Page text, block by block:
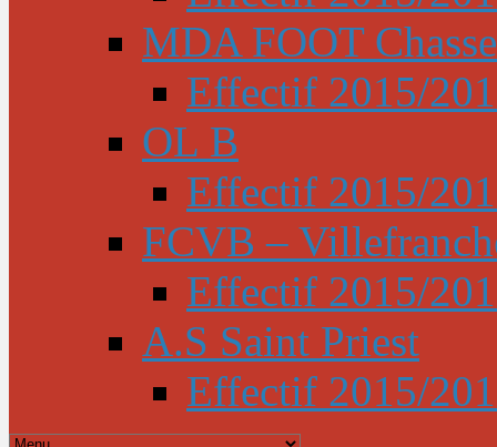
MDA FOOT
Effectif 2015/
OL B
Effectif 2015/
FCVB –
Effectif 2015/
A.S Saint Priest
Effectif 2015/